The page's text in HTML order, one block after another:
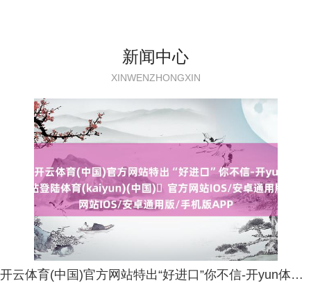
新闻中心
XINWENZHONGXIN
开云体育(中国)官方网站特出“好进口”你不信-开yun体育官方网站登陆体育(kaiyun)(中国)❥官方网站IOS/安卓通用版/手机版APP